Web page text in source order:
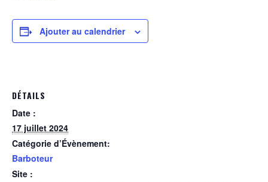
Ajouter au calendrier
DÉTAILS
Date :
17 juillet 2024
Catégorie d’Évènement:
Barboteur
Site :